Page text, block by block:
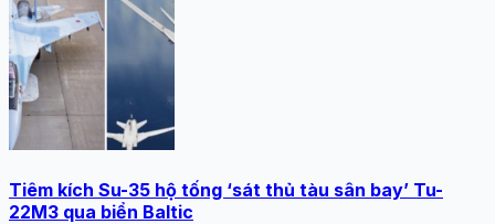
Tiêm kích Su-35 hộ tống ‘sát thủ tàu sân bay’ Tu-
22M3 qua biển Baltic